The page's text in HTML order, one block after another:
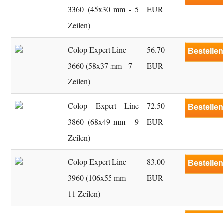
3360 (45x30 mm - 5
Zeilen)
EUR
Colop Expert Line
3660 (58x37 mm - 7
Zeilen)
56.70
EUR
Bestellen
Colop Expert Line
3860 (68x49 mm - 9
Zeilen)
72.50
EUR
Bestellen
Colop Expert Line
3960 (106x55 mm -
11 Zeilen)
83.00
EUR
Bestellen